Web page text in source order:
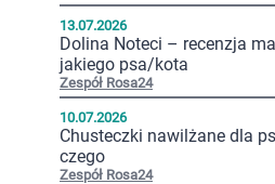
13.07.2026
Dolina Noteci – recenzja
jakiego psa/kota
Zespół Rosa24
10.07.2026
Chusteczki nawilżane dla
czego
Zespół Rosa24